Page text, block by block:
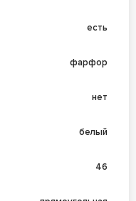
есть
фарфор
нет
белый
46